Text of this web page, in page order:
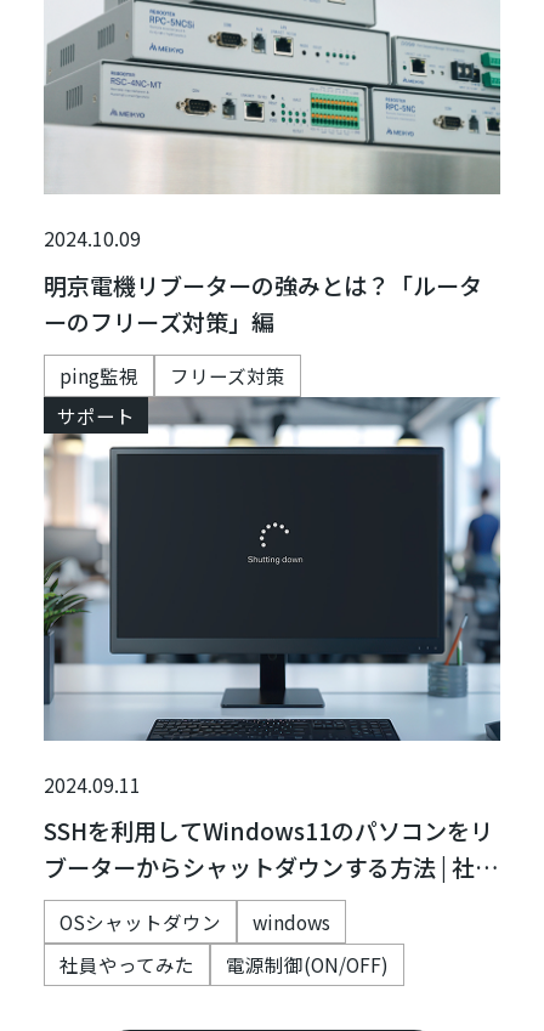
2024.10.09
明京電機リブーターの強みとは？「ルータ
ーのフリーズ対策」編
ping監視
フリーズ対策
サポート
2024.09.11
SSHを利用してWindows11のパソコンをリ
ブーターからシャットダウンする方法 | 社
員，やってみた
OSシャットダウン
windows
社員やってみた
電源制御(ON/OFF)